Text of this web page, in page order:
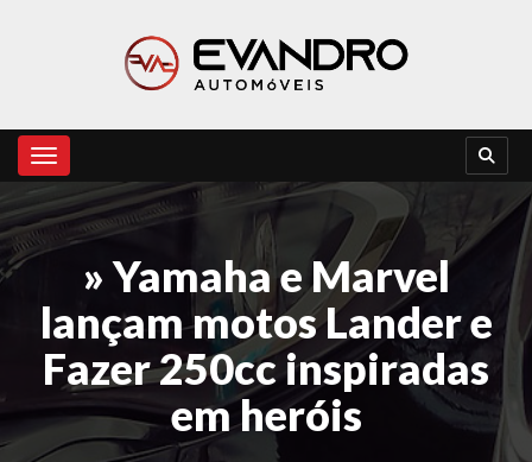
Toggle navigation
» Yamaha e Marvel
lançam motos Lander e
Fazer 250cc inspiradas
em heróis